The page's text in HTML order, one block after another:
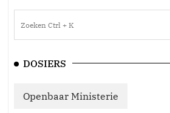
DOSIERS
Openbaar Ministerie